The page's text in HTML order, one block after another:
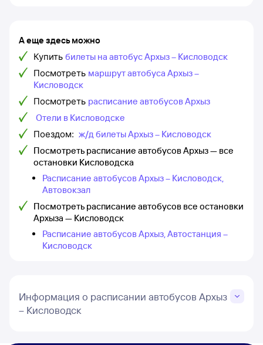
А еще здесь можно
Купить билеты на автобус Архыз – Кисловодск
Посмотреть маршрут автобуса Архыз –
Кисловодск
Посмотреть расписание автобусов Архыз
Отели в Кисловодске
Поездом: ж/д билеты Архыз – Кисловодск
Посмотреть расписание автобусов Архыз — все
остановки Кисловодска
Расписание автобусов Архыз – Кисловодск,
Автовокзал
Посмотреть расписание автобусов все остановки
Архыза — Кисловодск
Расписание автобусов Архыз, Автостанция –
Кисловодск
Информация о расписании автобусов Архыз
– Кисловодск